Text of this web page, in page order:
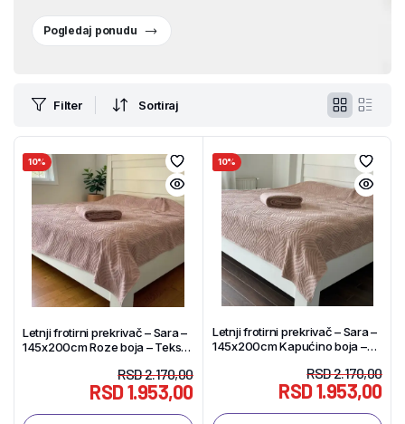
Pogledaj ponudu
Filter Sortiraj
10%
Letnji frotirni prekrivač – Sara –
145x200cm Roze boja – Tekstil
RSD2.170,00
RSD1.953,00
10%
Letnji frotirni prekrivač – Sara –
145x200cm Kapućino boja –
RSD2.170,00
RSD1.953,00